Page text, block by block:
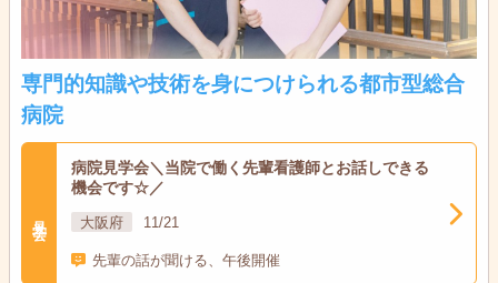
専門的知識や技術を身につけられる都市型総合
病院
病院見学会＼当院で働く先輩看護師とお話しできる
機会です☆／
大阪府 11/21
先輩の話が聞ける、午後開催